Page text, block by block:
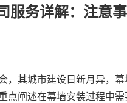
服务详解：注意
，其城市建设日新月异，
点阐述在幕墙安装过程中需